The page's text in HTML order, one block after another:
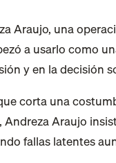
a usarlo como
y en la decisión
corta una
, Andreza Araujo
fallas latentes